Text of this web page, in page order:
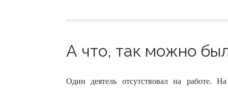
А что, так можно
Один деятель отсутствовал на работе.